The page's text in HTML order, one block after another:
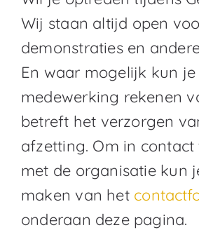
Wij staan altijd open
demonstraties en
En waar mogelijk kun
medewerking rekenen
betreft het verzorgen
afzetting. Om in contact
met de organisatie kun
maken van het
onderaan deze pagina.